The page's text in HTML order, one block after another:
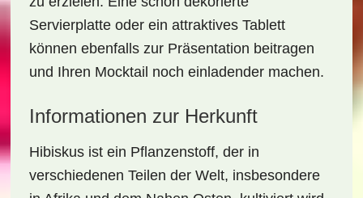
Servierplatte oder ein attraktives Tablett
können ebenfalls zur Präsentation beitragen
und Ihren Mocktail noch einladender machen.
Informationen zur Herkunft
Hibiskus ist ein Pflanzenstoff, der in
verschiedenen Teilen der Welt, insbesondere